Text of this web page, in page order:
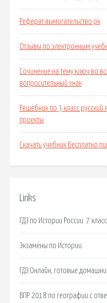
Реферат вымогательство рк
Отзывы по электронным
Сочинение на тему ключ во
вопросительный знак
Решебник по 3 класс русский
проекты
Скачать учебник бесплатно
Links
ГДЗ по Истории России. 7
Экзамены по Истории.
ГДЗ Онлайн, готовые
ВПР 2018 по географии с